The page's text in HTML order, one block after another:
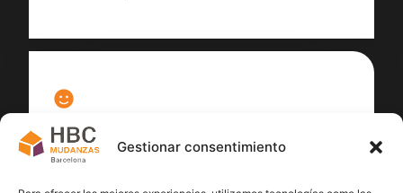
Gestionar consentimiento
100